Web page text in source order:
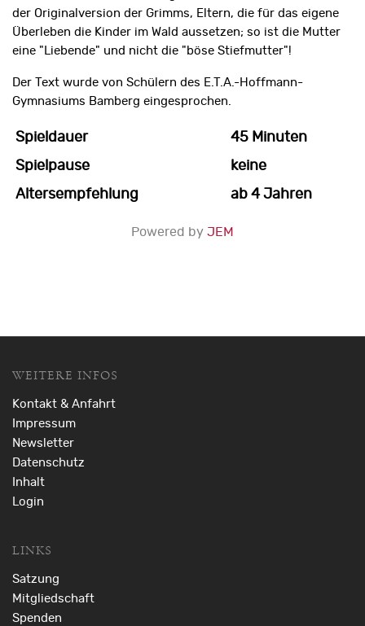
der Originalversion der Grimms, Eltern, die für das eigene
Überleben die Kinder im Wald aussetzen; so ist die Mutter
eine "Liebende" und nicht die "böse Stiefmutter"!
Der Text wurde von Schülern des E.T.A.-Hoffmann-
Gymnasiums Bamberg eingesprochen.
Spieldauer
45 Minuten
Spielpause
keine
Altersempfehlung
ab 4 Jahren
Powered by JEM
WEITERE INFOS
Kontakt & Anfahrt
Impressum
Newsletter
Datenschutz
Inhalt
Login
LINKS
Satzung
Mitgliedschaft
Spenden